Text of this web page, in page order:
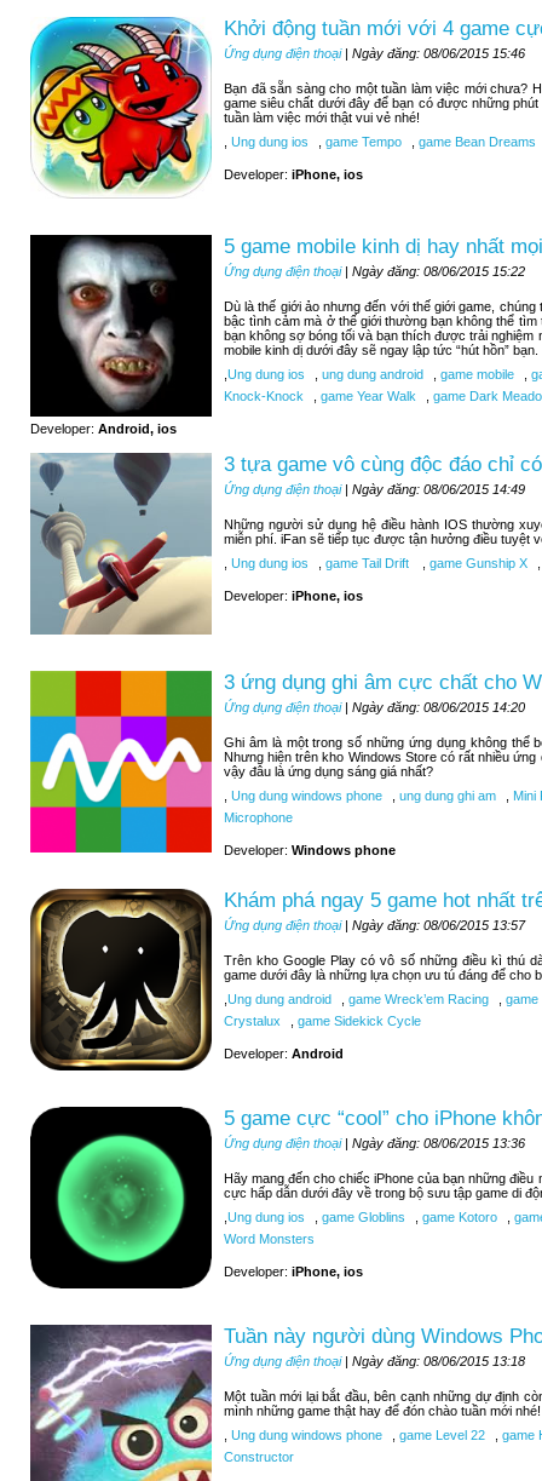
Khởi động tuần mới với 4 game
Ứng dụng điện thoại| Ngày đăng: 08/06/2015 15:46
Bạn đã sẵn sàng cho một tuần làm việc mới chưa?
game siêu chất dưới đây để bạn có được những
tuần làm việc mới thật vui vẻ nhé!
Ung dung ios game Tempo game Bean Dreams
Developer: iPhone, ios
5 game mobile kinh dị hay nhất
Ứng dụng điện thoại| Ngày đăng: 08/06/2015 15:22
Dù là thế giới ảo nhưng đến với thế giới game,
bậc tình cảm mà ở thế giới thường bạn không thể
bạn không sợ bóng tối và bạn thích được trải
mobile kinh dị dưới đây sẽ ngay lập tức “hút hồn” bạn.
Ung dung ios ung dung android game mobile
Knock-Knock
game Year Walk game Dark
Developer: Android, ios
3 tựa game vô cùng độc đáo chỉ
Ứng dụng điện thoại| Ngày đăng: 08/06/2015 14:49
Những người sử dụng hệ điều hành IOS thường
miễn phí. iFan sẽ tiếp tục được tận hưởng điều tuyệt
Ung dung ios game Tail Drift game Gunship X
Developer: iPhone, ios
3 ứng dụng ghi âm cực chất cho
Ứng dụng điện thoại| Ngày đăng: 08/06/2015 14:20
Ghi âm là một trong số những ứng dụng không thể
Nhưng hiện trên kho Windows Store có rất nhiều
vậy đâu là ứng dụng sáng giá nhất?
Ung dung windows phone ung dung ghi am
Mini
Microphone
Developer: Windows phone
Khám phá ngay 5 game hot nhất
Ứng dụng điện thoại| Ngày đăng: 08/06/2015 13:57
Trên kho Google Play có vô số những điều kì thú
game dưới đây là những lựa chọn ưu tú đáng để cho
Ung dung android game Wreck’em Racing
game
Crystalux
game Sidekick Cycle
Developer: Android
5 game cực “cool” cho iPhone
Ứng dụng điện thoại| Ngày đăng: 08/06/2015 13:36
Hãy mang đến cho chiếc iPhone của bạn những
cực hấp dẫn dưới đây về trong bộ sưu tập game di
Ung dung ios game Globlins game Kotoro
Word Monsters
Developer: iPhone, ios
Tuần này người dùng Windows
Ứng dụng điện thoại| Ngày đăng: 08/06/2015 13:18
Một tuần mới lại bắt đầu, bên cạnh những dự định
mình những game thật hay để đón chào tuần mới nhé!
Ung dung windows phone game Level 22
game
Constructor